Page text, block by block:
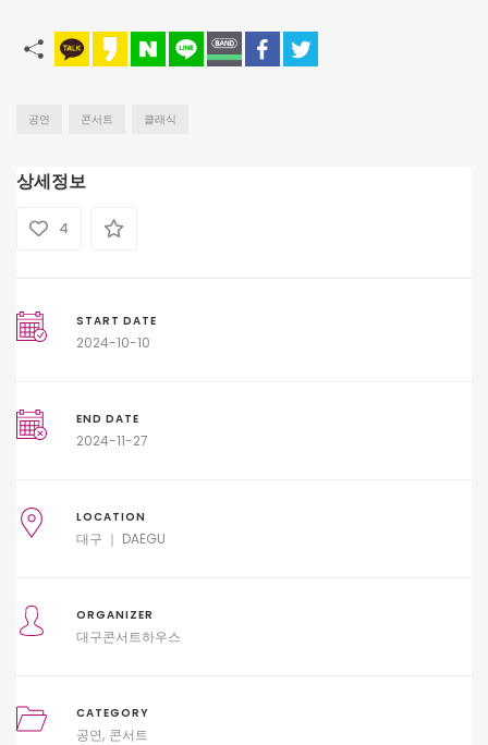
공연 콘서트 클래식
상세정보
4
START DATE
2024-10-10
END DATE
2024-11-27
LOCATION
대구 ｜ DAEGU
ORGANIZER
대구콘서트하우스
CATEGORY
공연 콘서트